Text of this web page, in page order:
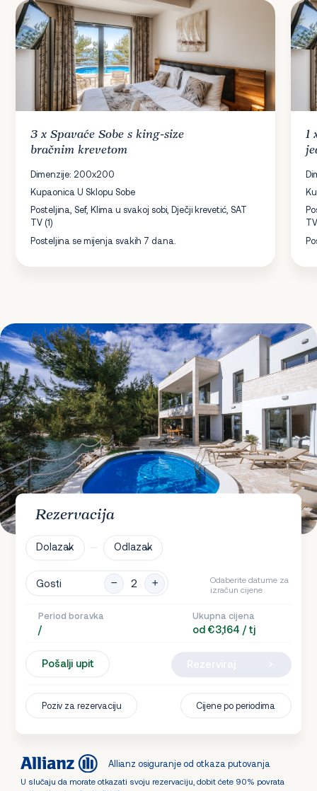
3 xSpavaće Sobes king-size
bračnim krevetom
Dimenzije: 200x200
Kupaonica U Sklopu Sobe
Posteljina, Sef, Klima u svakoj sobi, Dječji krevetić, SAT
TV (1)
Posteljina se mijenja svakih 7 dana.
1
Rezervacija
Dolazak Odlazak
Gosti
Odaberite datume za
izračun cijene
Period boravka
/
Ukupna cijena
od €3,164 / tj
Pošalji upit
Poziv za rezervaciju Cijene po periodima
Allianz osiguranje od otkaza putovanja
U slučaju da morate otkazati svoju rezervaciju, dobit ćete 90% povrata